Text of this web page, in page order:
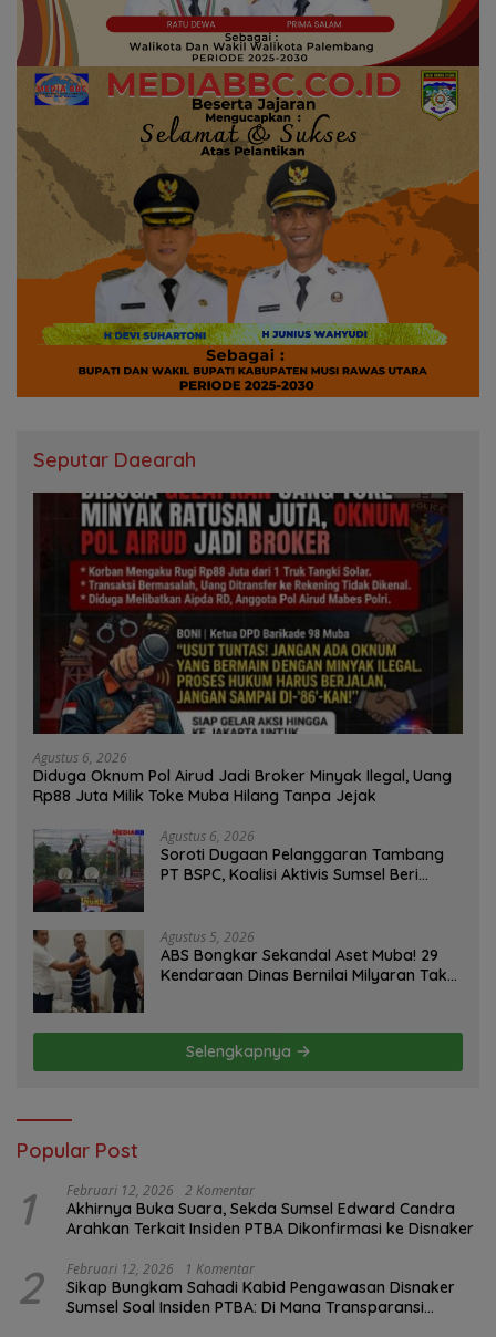
Seputar Daearah
Agustus 6, 2026
Diduga Oknum Pol Airud Jadi Broker Minyak Ilegal, Uang
Rp88 Juta Milik Toke Muba Hilang Tanpa Jejak
Agustus 6, 2026
Soroti Dugaan Pelanggaran Tambang
PT BSPC, Koalisi Aktivis Sumsel Beri
Agustus 5, 2026
ABS Bongkar Sekandal Aset Muba! 29
Kendaraan Dinas Bernilai Milyaran Tak
Selengkapnya
Popular Post
1 Februari 12, 2026 2 Komentar
Akhirnya Buka Suara, Sekda Sumsel Edward Candra
Arahkan Terkait Insiden PTBA Dikonfirmasi ke Disnaker
2 Februari 12, 2026 1 Komentar
Sikap Bungkam Sahadi Kabid Pengawasan Disnaker
Sumsel Soal Insiden PTBA: Di Mana Transparansi